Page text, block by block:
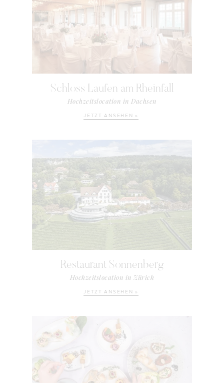
Schloss Laufen am Rheinfall
Hochzeitslocation in Dachsen
JETZT ANSEHEN »
Restaurant Sonnenberg
Hochzeitslocation in Zürich
JETZT ANSEHEN »